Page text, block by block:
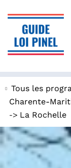
Tous les
Charente-
-> La Rochelle